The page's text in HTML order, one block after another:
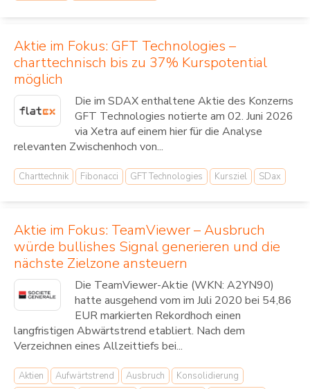
Aktie im Fokus: GFT Technologies –
charttechnisch bis zu 37% Kurspotential
möglich
Die im SDAX enthaltene Aktie des Konzerns
GFT Technologies notierte am 02. Juni 2026
via Xetra auf einem hier für die Analyse
relevanten Zwischenhoch von...
Charttechnik Fibonacci GFT Technologies Kursziel SDax
Aktie im Fokus: TeamViewer – Ausbruch
würde bullishes Signal generieren und die
nächste Zielzone ansteuern
Die TeamViewer-Aktie (WKN: A2YN90)
hatte ausgehend vom im Juli 2020 bei 54,86
EUR markierten Rekordhoch einen
langfristigen Abwärtstrend etabliert. Nach dem
Verzeichnen eines Allzeittiefs bei...
Aktien Aufwärtstrend Ausbruch
Konsolidierung